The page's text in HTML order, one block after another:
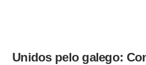
Unidos pelo galego: